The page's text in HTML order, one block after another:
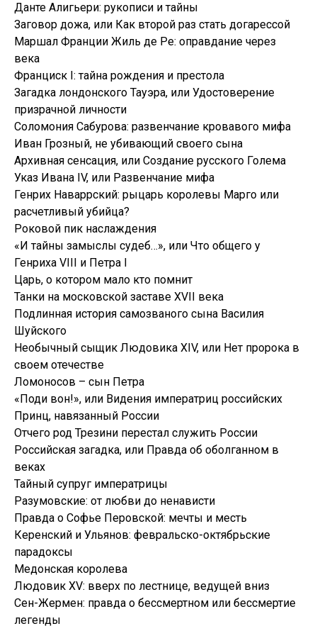
Данте Алигьери: рукописи и тайны
Заговор дожа, или Как второй раз стать догарессой
Маршал Франции Жиль де Ре: оправдание через
века
Франциск I: тайна рождения и престола
Загадка лондонского Тауэра, или Удостоверение
призрачной личности
Соломония Сабурова: развенчание кровавого мифа
Иван Грозный, не убивающий своего сына
Архивная сенсация, или Создание русского Голема
Указ Ивана IV, или Развенчание мифа
Генрих Наваррский: рыцарь королевы Марго или
расчетливый убийца?
Роковой пик наслаждения
«И тайны замыслы судеб…», или Что общего у
Генриха VIII и Петра I
Царь, о котором мало кто помнит
Танки на московской заставе XVII века
Подлинная история самозваного сына Василия
Шуйского
Необычный сыщик Людовика XIV, или Нет пророка в
своем отечестве
Ломоносов – сын Петра
«Поди вон!», или Видения императриц российских
Принц, навязанный России
Отчего род Трезини перестал служить России
Российская загадка, или Правда об оболганном в
веках
Тайный супруг императрицы
Разумовские: от любви до ненависти
Правда о Софье Перовской: мечты и месть
Керенский и Ульянов: февральско-октябрьские
парадоксы
Медонская королева
Людовик XV: вверх по лестнице, ведущей вниз
Сен-Жермен: правда о бессмертном или бессмертие
легенды